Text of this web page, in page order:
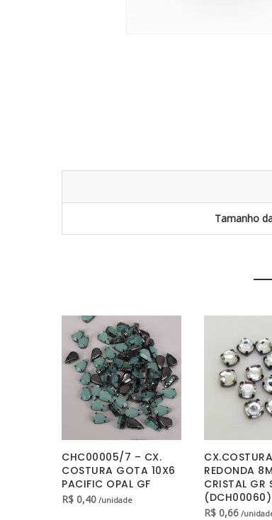
Tamanho
CHC00005/7 – CX.
COSTURA GOTA 10X6
PACIFIC OPAL GF
R$ 0,40 /unidade
CX.COSTURA
REDONDA
CRISTAL GR
(DCH00060)
R$ 0,66 /